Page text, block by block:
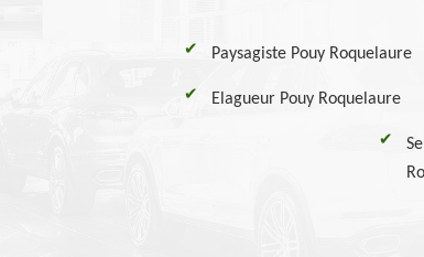
Paysagiste Pouy Roquelaure
Elagueur Pouy Roquelaure